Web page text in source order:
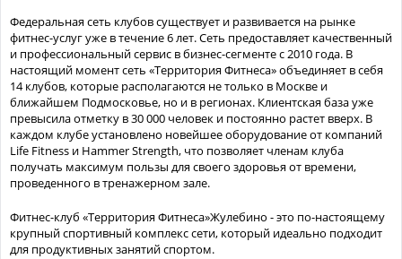
Федеральная сеть клубов существует и развивается на рынке
фитнес-услуг уже в течение 6 лет. Сеть предоставляет качественный
и профессиональный сервис в бизнес-сегменте с 2010 года. В
настоящий момент сеть «Территория Фитнеса» объединяет в себя
14 клубов, которые располагаются не только в Москве и
ближайшем Подмосковье, но и в регионах. Клиентская база уже
превысила отметку в 30 000 человек и постоянно растет вверх. В
каждом клубе установлено новейшее оборудование от компаний
Life Fitness и Hammer Strength, что позволяет членам клуба
получать максимум пользы для своего здоровья от времени,
проведенного в тренажерном зале.
Фитнес-клуб «Территория Фитнеса»Жулебино - это по-настоящему
крупный спортивный комплекс сети, который идеально подходит
для продуктивных занятий спортом.